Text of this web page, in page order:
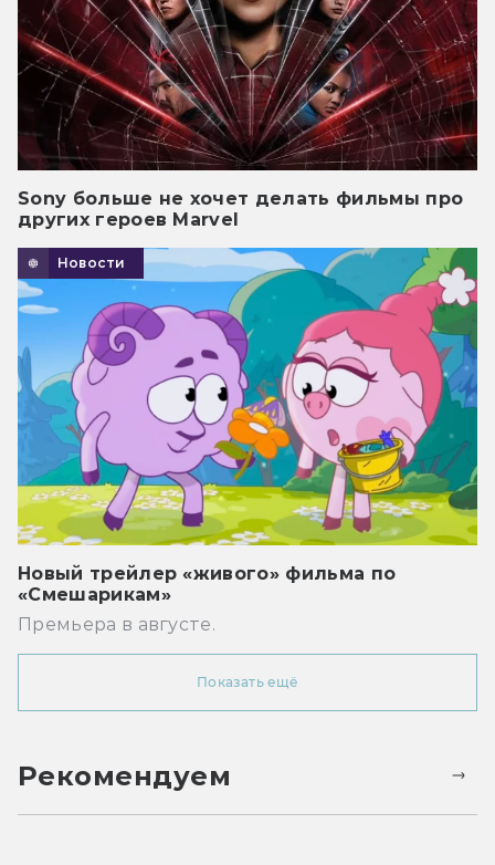
Sony больше не хочет делать фильмы про
других героев Marvel
Новости
Новый трейлер «живого» фильма по
«Смешарикам»
Премьера в августе.
Показать ещё
Рекомендуем